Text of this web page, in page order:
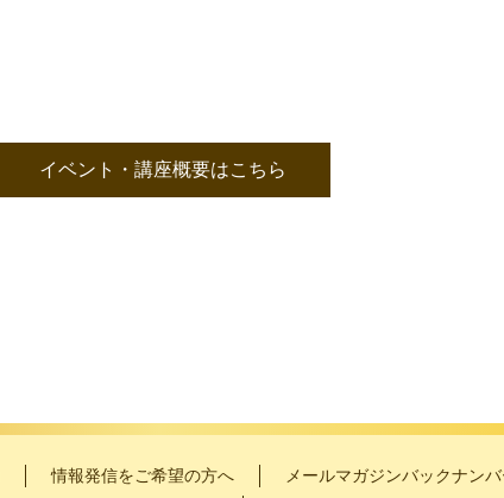
イベント・講座概要はこちら
情報発信をご希望の方へ メールマガジンバックナンバ